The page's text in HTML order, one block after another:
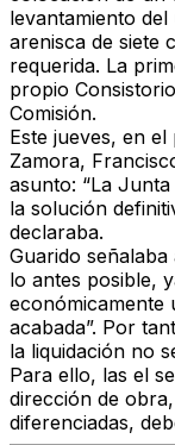
levantamiento
arenisca de siete
requerida. La
propio
Comisión.
Este jueves, en
Zamora,
asunto: “La
la solución
declaraba.
Guarido
lo antes posible,
económicamente
acabada”. Por
la liquidación no
Para ello, las el
dirección de
diferenciadas,